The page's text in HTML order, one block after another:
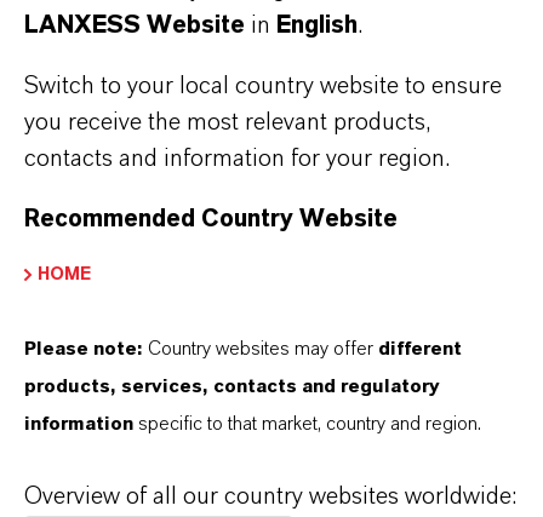
숲모기)
- 진드기
*용법용량에 따라 사용 시
습니다. 자세한 효능효과는 제품 라벨을 참고 바랍니다.
살티딘®이 함유된 해충기피제는
LANXESS Website in English.
Switch to your local country website to ensure
you receive the most relevant products,
contacts and information for your region.
Recommended Country Website
HOME
Please note: Country websites may offer different
products, services, contacts and regulatory
information specific to that market, country and region.
Overview of all our country websites worldwide: